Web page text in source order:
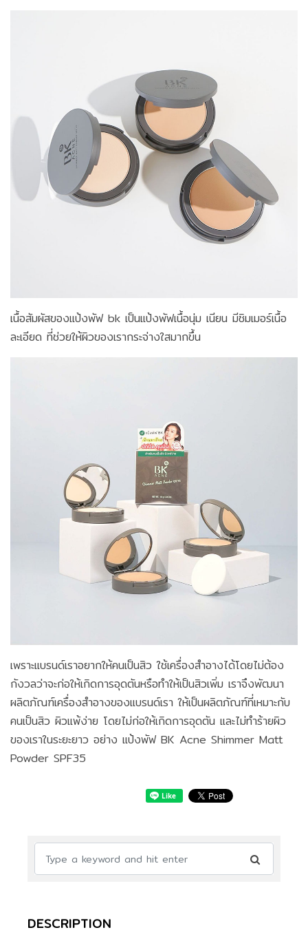
เนื้อสัมผัสของแป้งพัฟ bk เป็นแป้งพัฟเนื้อนุ่ม เนียน มีชิมเมอร์เนื้อ
ละเอียด ที่ช่วยให้ผิวของเรากระจ่างใสมากขึ้น
เพราะแบรนด์เราอยากให้คนเป็นสิว ใช้เครื่องสำอางได้โดยไม่ต้อง
กังวลว่าจะก่อให้เกิดการอุดตันหรือทำให้เป็นสิวเพิ่ม เราจึงพัฒนา
ผลิตภัณฑ์เครื่องสำอางของแบรนด์เรา ให้เป็นผลิตภัณฑ์ที่เหมาะกับ
คนเป็นสิว ผิวแพ้ง่าย โดยไม่ก่อให้เกิดการอุดตัน และไม่ทำร้ายผิว
ของเราในระยะยาว อย่าง แป้งพัฟ BK Acne Shimmer Matt
Powder SPF35
DESCRIPTION